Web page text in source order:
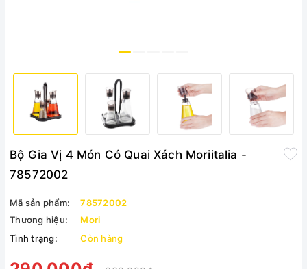
Bộ Gia Vị 4 Món Có Quai Xách Moriitalia -
78572002
Mã sản phẩm:
78572002
Thương hiệu:
Mori
Tình trạng:
Còn hàng